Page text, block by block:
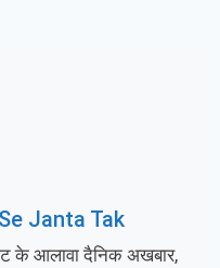
Janta Tak
के आलावा दैनिक अखबार,